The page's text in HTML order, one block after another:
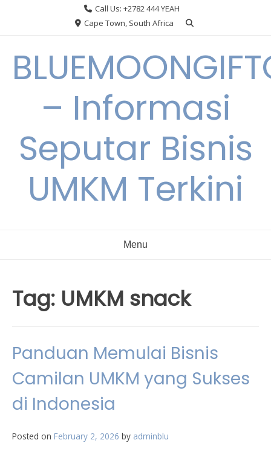
Call Us: +2782 444 YEAH
Cape Town, South Africa
– Informasi
Seputar Bisnis
UMKM Terkini
Menu
Tag: UMKM snack
Panduan Memulai Bisnis
Camilan UMKM yang Sukses
di Indonesia
Posted on February 2, 2026 by adminblu